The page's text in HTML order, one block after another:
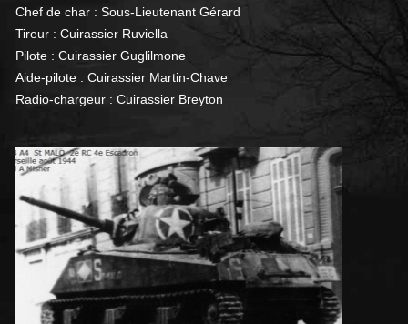
Chef de char : Sous-Lieutenant Gérard
Tireur : Cuirassier Ruviella
Pilote : Cuirassier Guglilmone
Aide-pilote : Cuirassier Martin-Chave
Radio-chargeur : Cuirassier Breyton